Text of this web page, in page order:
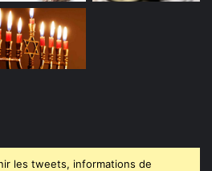
les tweets, informations de